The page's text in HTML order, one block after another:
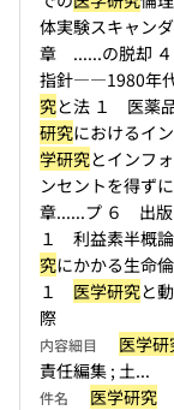
体実験スキャン
章 ......の脱却
指針――1980年
究と法 １ 医薬
研究におけるイ
学研究とインフ
ンセントを得ずに
章......プ ６ 出
１ 利益素半概
究にかかる生命
１ 医学研究と
際
内容細目 医学研
責任編集 ; 土...
件名 医学研究